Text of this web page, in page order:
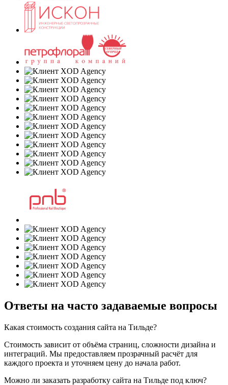
Ответы на часто задаваемые вопросы
Какая стоимость создания сайта на Тильде?
Стоимость зависит от объёма страниц, сложности дизайна и
интеграций. Мы предоставляем прозрачный расчёт для
каждого проекта и уточняем цену до начала работ.
Можно ли заказать разработку сайта на Тильде под ключ?